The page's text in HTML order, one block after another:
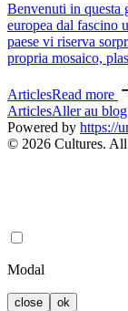
Benvenuti in questa
europea dal fascino
paese vi riserva
propria mosaico,
ArticlesRead more
ArticlesAller au blog
Powered by https://
© 2026 Cultures. All
Modal
close ok